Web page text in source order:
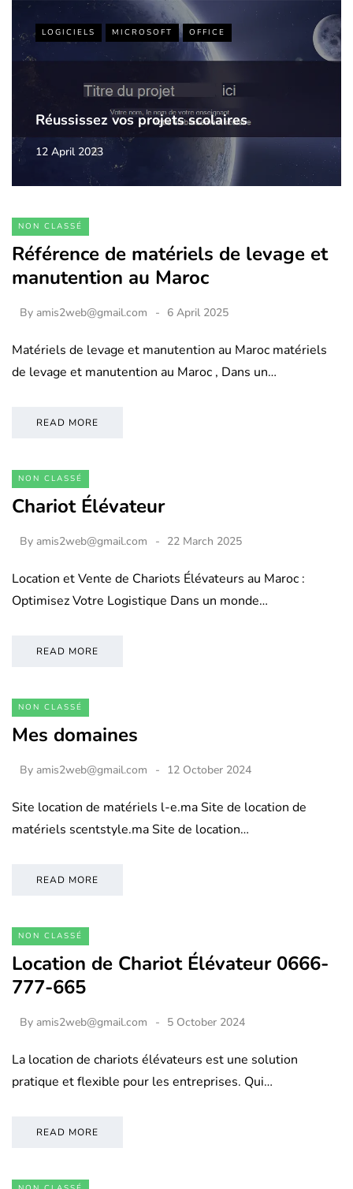
LOGICIELS MICROSOFT OFFICE
Réussissez vos projets scolaires
12 April 2023
NON CLASSÉ
Référence de matériels de levage et
manutention au Maroc
By amis2web@gmail.com 6 April 2025
Matériels de levage et manutention au Maroc matériels
de levage et manutention au Maroc , Dans un…
READ MORE
NON CLASSÉ
Chariot Élévateur
By amis2web@gmail.com 22 March 2025
Location et Vente de Chariots Élévateurs au Maroc :
Optimisez Votre Logistique Dans un monde…
READ MORE
NON CLASSÉ
Mes domaines
By amis2web@gmail.com 12 October 2024
Site location de matériels l-e.ma Site de location de
matériels scentstyle.ma Site de location…
READ MORE
NON CLASSÉ
Location de Chariot Élévateur 0666-
777-665
By amis2web@gmail.com 5 October 2024
La location de chariots élévateurs est une solution
pratique et flexible pour les entreprises. Qui…
READ MORE